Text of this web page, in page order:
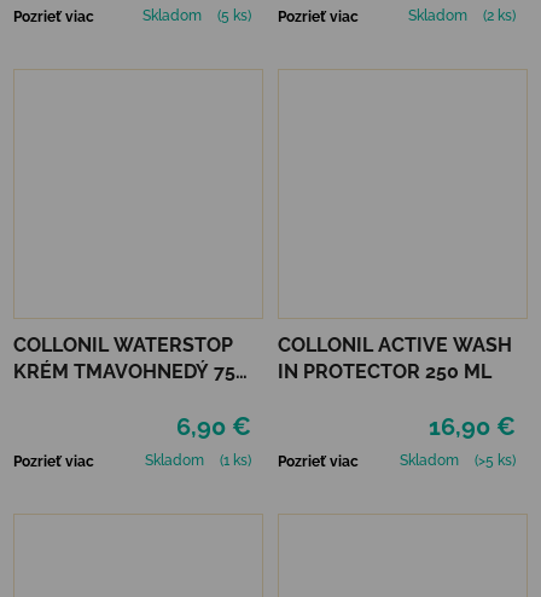
Pozrieť viac Skladom (5 ks) Pozrieť viac Skladom (2 ks)
COLLONIL WATERSTOP
KRÉM TMAVOHNEDÝ 75
6,90 €
Pozrieť viac Skladom (1 ks)
COLLONIL ACTIVE WASH
IN PROTECTOR 250 ML
16,90 €
Pozrieť viac Skladom (>5 ks)